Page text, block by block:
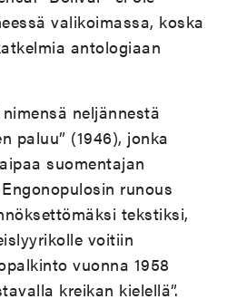
valikoimassa, koska
antologiaan
neljännestä
paluu” (1946), jonka
suomentajan
runous
tekstiksi,
voitiin
vuonna 1958
kreikan kielellä”.